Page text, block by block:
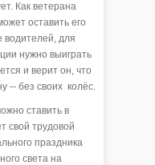
Как ветерана
оставить его
для
нужно выиграть
и верит он, что
-- без своих колёс.
ставить в
свой трудовой
праздника
света на